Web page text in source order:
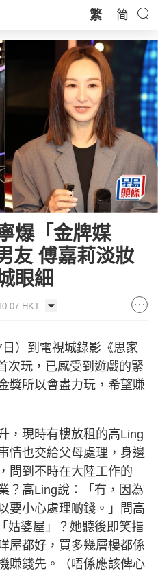
繁 简
爆「金牌媒
友 傅嘉莉淡妝
眼細
07 HKT
）到電視城錄影《思家
次玩，已感受到遊戲的緊
獎所以會盡力玩，希望賺
，現時有樓放租的高Ling
情也交給父母處理，身邊
問到不時在大陸工作的
？高Ling說：「冇，因為
要小心處理啲錢。」問高
姑婆屋」？她聽後即笑指
屋都好，買多幾層樓都係
賺錢先。（唔係應該俾心